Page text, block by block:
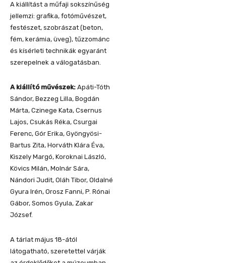
A kiállítást a műfaji sokszínűség
jellemzi: grafika, fotóművészet,
festészet, szobrászat (beton,
fém, kerámia, üveg), tűzzománc
és kísérleti technikák egyaránt
szerepelnek a válogatásban.
A kiállító művészek: Apáti-Tóth
Sándor, Bezzeg Lilla, Bogdán
Márta, Czinege Kata, Csernus
Lajos, Csukás Réka, Csurgai
Ferenc, Gór Erika, Gyöngyösi-
Bartus Zita, Horváth Klára Éva,
Kiszely Margó, Koroknai László,
Kövics Milán, Molnár Sára,
Nándori Judit, Oláh Tibor, Oldalné
Gyura Irén, Orosz Fanni, P. Rónai
Gábor, Somos Gyula, Zakar
József.
A tárlat május 18-ától
látogatható, szeretettel várják